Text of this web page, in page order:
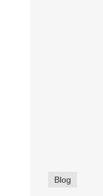
Blog